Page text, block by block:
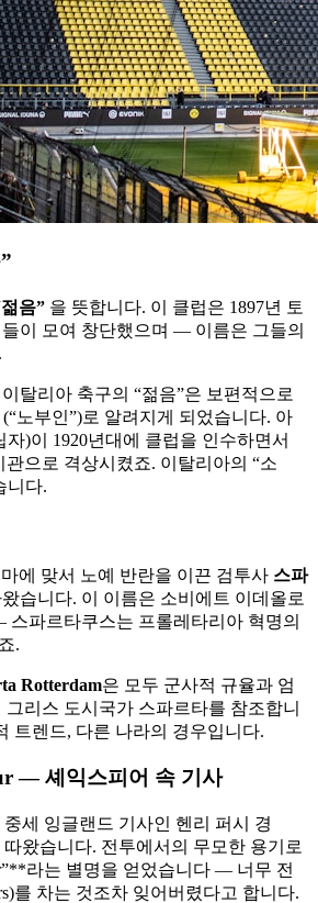
음” 을 뜻합니다. 이 클럽은 1897년 토
이 모여 창단했으며 — 이름은 그들의
탈리아 축구의 “젊음”은 보편적으로
(“노부인”)로 알려지게 되었습니다. 아
)이 1920년대에 클럽을 인수하면서
으로 격상시켰죠. 이탈리아의 “소
니다.
에 맞서 노예 반란을 이끈 검투사 스파
습니다. 이 이름은 소비에트 이데올로
파르타쿠스는 프롤레타리아 혁명의
.
Rotterdam은 모두 군사적 규율과 엄
리스 도시국가 스파르타를 참조합니
트렌드, 다른 나라의 경우입니다.
— 셰익스피어 속 기사
중세 잉글랜드 기사인 헨리 퍼시 경
따왔습니다. 전투에서의 무모한 용기로
라는 별명을 얻었습니다 — 너무 전
를 차는 것조차 잊어버렸다고 합니다.